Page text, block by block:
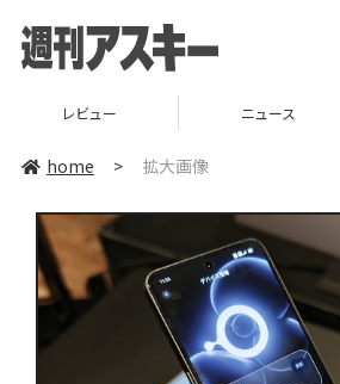
レビュー ニュース
home > 拡大画像